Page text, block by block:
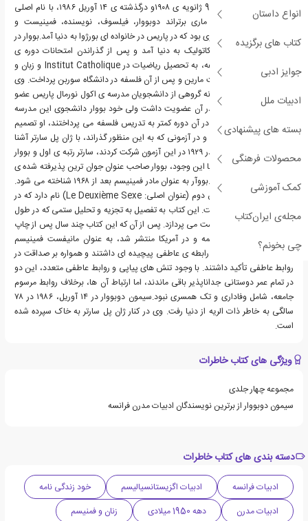
انواع داستان
کتاب های برگزیده
جوایز ادبی
ادبیات ملل
بسته های پیشنهادی
محصولات فرهنگی
کمک آموزشی
مجله‌ی ایران‌کتاب
چی بخونم؟
سیمون دو بووآر، زاده ی 9 ژانویه ی ۱۹۰۸و درگذشته ی ۱۴ آوریل ۱۹۸۶، با نام اصلی
سیمون لوسی ارنستین ماری برتراند دوبووار، فیلسوف، نویسنده، فمینیست و
اگزیستانسیالیست فرانسوی بود که در پاریس در خانواده ای بورژوا به دنیا آمد.بووار در
یک خانواده ی بورژوای کاتولیک به دنیا آمد و پس از گذراندن امتحانات دوره ی
لیسانس ریاضیات و فلسفه، به تحصیل ریاضیات در Institut Catholique و زبان و
ادبیات در موسسه ی سنت مارین و پس از آن فلسفه در دانشگاه سوربن پرداخت. وی
در حلقه ی فلسفی دوستانه گروهی از دانشجویان مدرسه ی اکول نورمال پاریس عضو
بود که ژان پل سارتر نیز در آن عضویت داشت ولی خود بووار دانشجوی این مدرسه
نبود. با وجود آن که زنان در آن دوره کمتر به تدریس فلسفه می پرداختند، او تصمیم
گرفت مدرس فلسفه شود و در آزمونی که به این منظور گذراند، با ژان پل سارتر آشنا
شد. بووار و سارتر هر دو در ۱۹۲۹ در این آزمون شرکت کردند، سارتر رتبه ی اول و بووار
رتبه ی دوم را کسب کرد. با این وجود، بووار صاحب عنوان جوان ترین پذیرفته شده ی
این آزمون تا آن زمان شد.بووآر به عنوان مادر فمینیسم بعد از ۱۹۶۸ شناخته می شود.
معروف ترین اثر وی جنس دوم (عنوان اصلی: Le Deuxième Sexe) نام دارد که در
سال ۱۹۴۹ نوشته شده است. این کتاب به تفصیل به تجزیه و تحلیل ستمی که در طول
تاریخ به جنس زن شده است می پردازد. پس از آن که این کتاب چند سال پس از چاپ
فرانسه، به انگلیسی ترجمه و در آمریکا منتشر شد، به عنوان مانیفست فمینیسم
شناخته شد.سارتر و بووآر رابطه ی عاطفی پیچیده ای داشتند و همواره بر صداقت در
روابط عاطفی تأکید داشتند. با وجود تنش های پیاپی و روابط عاطفی متعدد، این دو
در تمام عمر دوستانی جداناپذیر باقی ماندند، اما ارتباط آن ها، برخلاف روابط مرسوم
جامعه، شامل وفاداری و تک همسری نبود.سیمون دوبووار در ۱۴ آوریل، ۱۹۸۶ در ۷۸
سالگی به خاطر ذات الریه از دنیا رفت. وی در کنار ژان پل سارتر به خاک سپرده شده
است.
ویژگی های کتاب خاطرات
مجموعه چهار جلدی
سیمون دوبووار از برترین نویسندگان ادبیات مدرن فرانسه
دسته بندی های کتاب خاطرات
ادبیات فرانسه ادبیات اگزیستانسیالیسم
خود زندگی نامه
ادبیات مدرن
دهه 1950 میلادی زنان و فمنیسم